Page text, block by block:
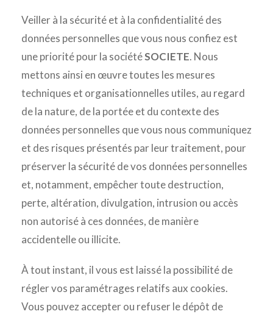
Veiller à la sécurité et à la confidentialité des
données personnelles que vous nous confiez est
une priorité pour la sociétéSOCIETE. Nous
mettons ainsi en œuvre toutes les mesures
techniques et organisationnelles utiles, au regard
de la nature, de la portée et du contexte des
données personnelles que vous nous communiquez
et des risques présentés par leur traitement, pour
préserver la sécurité de vos données personnelles
et, notamment, empêcher toute destruction,
perte, altération, divulgation, intrusion ou accès
non autorisé à ces données, de manière
accidentelle ou illicite.
À tout instant, il vous est laissé la possibilité de
régler vos paramétrages relatifs aux cookies.
Vous pouvez accepter ou refuser le dépôt de